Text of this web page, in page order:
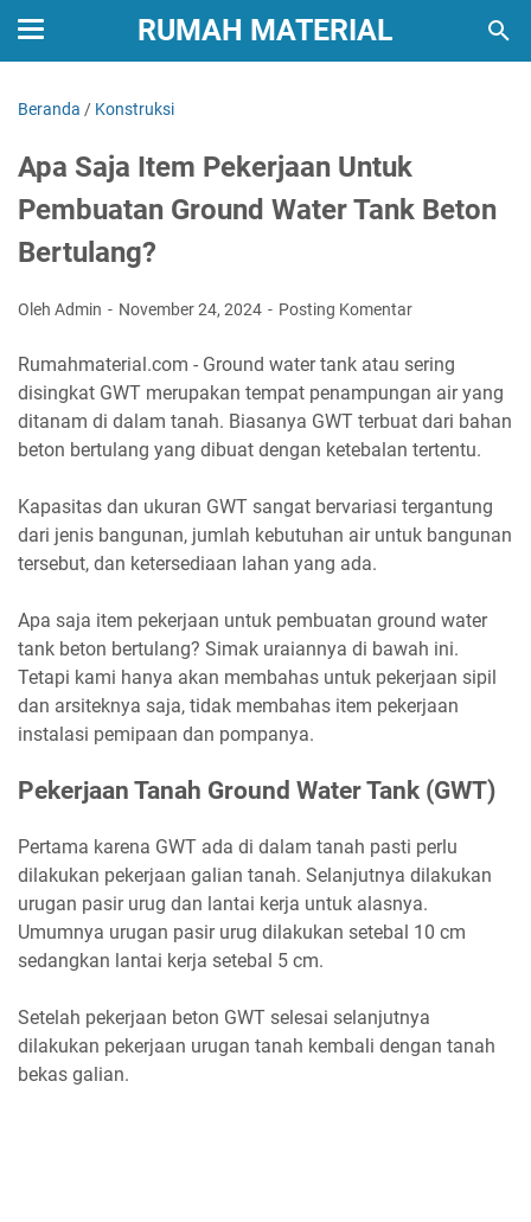
RUMAH MATERIAL
Beranda / Konstruksi
Apa Saja Item Pekerjaan Untuk
Pembuatan Ground Water Tank Beton
Bertulang?
Oleh Admin November 24, 2024 Posting Komentar
Rumahmaterial.com - Ground water tank atau sering
disingkat GWT merupakan tempat penampungan air yang
ditanam di dalam tanah. Biasanya GWT terbuat dari bahan
beton bertulang yang dibuat dengan ketebalan tertentu.
Kapasitas dan ukuran GWT sangat bervariasi tergantung
dari jenis bangunan, jumlah kebutuhan air untuk bangunan
tersebut, dan ketersediaan lahan yang ada.
Apa saja item pekerjaan untuk pembuatan ground water
tank beton bertulang? Simak uraiannya di bawah ini.
Tetapi kami hanya akan membahas untuk pekerjaan sipil
dan arsiteknya saja, tidak membahas item pekerjaan
instalasi pemipaan dan pompanya.
Pekerjaan Tanah Ground Water Tank (GWT)
Pertama karena GWT ada di dalam tanah pasti perlu
dilakukan pekerjaan galian tanah. Selanjutnya dilakukan
urugan pasir urug dan lantai kerja untuk alasnya.
Umumnya urugan pasir urug dilakukan setebal 10 cm
sedangkan lantai kerja setebal 5 cm.
Setelah pekerjaan beton GWT selesai selanjutnya
dilakukan pekerjaan urugan tanah kembali dengan tanah
bekas galian.